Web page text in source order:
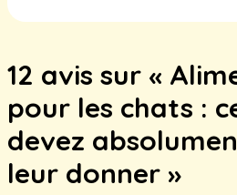
12 avis sur «
pour les chats :
devez
leur donner »